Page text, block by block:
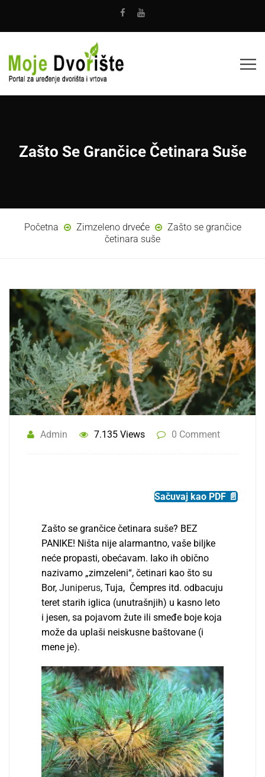
Zašto Se Grančice Četinara Suše
Početna Zimzeleno drveće
Zašto se grančice
četinara suše
Admin 7.135 Views 0 Comment
Sačuvaj kao PDF 📄
Zašto se grančice četinara suše? BEZ
PANIKE! Ništa nije alarmantno, vaše biljke
neće propasti, obećavam. Iako ih obično
nazivamo „zimzeleni“, četinari kao što su
Bor, Juniperus, Tuja, Čempres itd. odbacuju
teret starih iglica (unutrašnjih) u kasno leto
i jesen, sa pojavom žute ili smeđe boje koja
može da uplaši neiskusne baštovane (i
mene je).